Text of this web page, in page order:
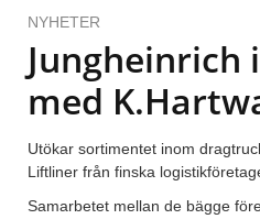
NYHETER
Jungheinrich
med
Utökar sortimentet inom
Liftliner från finska
Samarbetet mellan de bägge